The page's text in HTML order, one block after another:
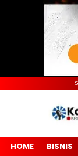
HOME BISNIS